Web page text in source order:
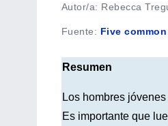
Autor/a: Rebecca
Fuente: Five
Resumen
Los hombres
Es importante que